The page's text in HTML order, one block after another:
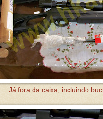
Já fora da caixa, incluindo